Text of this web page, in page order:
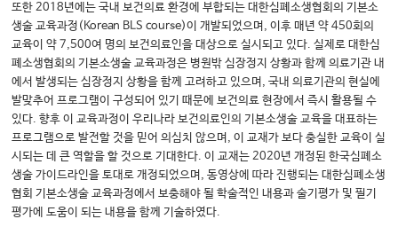
또한 2018년에는 국내 보건의료 환경에 부합되는 대한심폐소생협회의 기본소
생술 교육과정(Korean BLS course)이 개발되었으며, 이후 매년 약 450회의
교육이 약 7,500여 명의 보건의료인을 대상으로 실시되고 있다. 실제로 대한심
폐소생협회의 기본소생술 교육과정은 병원밖 심장정지 상황과 함께 의료기관 내
에서 발생되는 심장정지 상황을 함께 고려하고 있으며, 국내 의료기관의 현실에
발맞추어 프로그램이 구성되어 있기 때문에 보건의료 현장에서 즉시 활용될 수
있다. 향후 이 교육과정이 우리나라 보건의료인의 기본소생술 교육을 대표하는
프로그램으로 발전할 것을 믿어 의심치 않으며, 이 교재가 보다 충실한 교육이 실
시되는 데 큰 역할을 할 것으로 기대한다. 이 교재는 2020년 개정된 한국심폐소
생술 가이드라인을 토대로 개정되었으며, 동영상에 따라 진행되는 대한심폐소생
협회 기본소생술 교육과정에서 보충해야 될 학술적인 내용과 술기평가 및 필기
평가에 도움이 되는 내용을 함께 기술하였다.